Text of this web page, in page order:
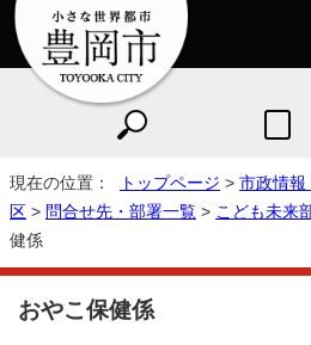
現在の位置： トップページ > 市政情報
区 > 問合せ先・部署一覧 > こども未来
健係
おやこ保健係